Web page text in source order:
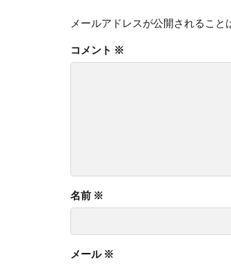
メールアドレスが公開されること
コメント ※
名前 ※
メール ※